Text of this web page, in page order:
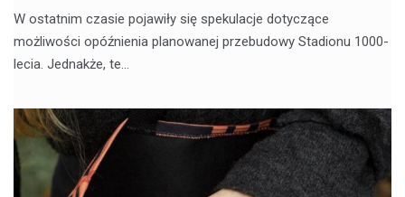
W ostatnim czasie pojawiły się spekulacje dotyczące
możliwości opóźnienia planowanej przebudowy Stadionu 1000-
lecia. Jednakże, te…